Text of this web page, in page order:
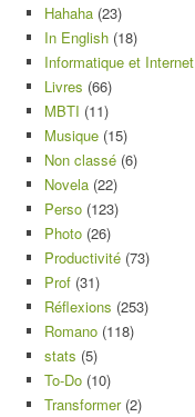
Hahaha (23)
In English (18)
Informatique et Internet
Livres (66)
MBTI (11)
Musique (15)
Non classé (6)
Novela (22)
Perso (123)
Photo (26)
Productivité (73)
Prof (31)
Réflexions (253)
Romano (118)
stats (5)
To-Do (10)
Transformer(2)